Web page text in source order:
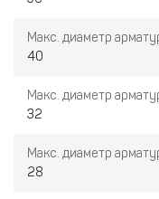
Макс. диаметр
40
Макс. диаметр
32
Макс. диаметр
28